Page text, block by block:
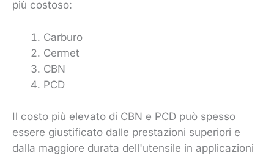
più costoso:
Carburo
Cermet
CBN
PCD
Il costo più elevato di CBN e PCD può spesso
essere giustificato dalle prestazioni superiori e
dalla maggiore durata dell'utensile in applicazioni